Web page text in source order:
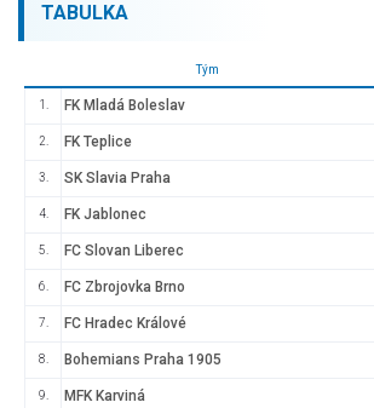
TABULKA
Tým
1. FK Mladá Boleslav
2. FK Teplice
3. SK Slavia Praha
4. FK Jablonec
5. FC Slovan Liberec
6. FC Zbrojovka Brno
7. FC Hradec Králové
8. Bohemians Praha 1905
9. MFK Karviná